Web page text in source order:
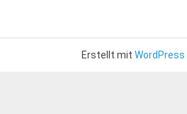
Erstellt mit WordPress